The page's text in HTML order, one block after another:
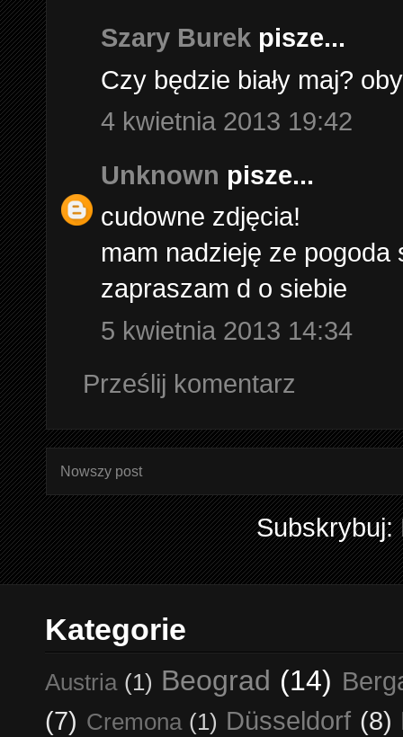
Szary Burek pisze...
Czy będzie biały maj?
4 kwietnia 2013 19:42
Unknown pisze...
cudowne zdjęcia!
mam nadzieję ze
zapraszam d o siebie
5 kwietnia 2013 14:34
Prześlij komentarz
Nowszy post
Subskrybuj:
Kategorie
Austria (1) Beograd (14)
(7) Cremona (1) Düsseldorf (8)